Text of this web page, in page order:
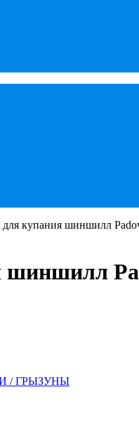
купания шиншилл
шиншилл
/ ГРЫЗУНЫ